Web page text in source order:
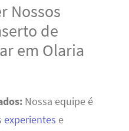
Nossos
de
em Olaria
Nossa equipe é
experientes e